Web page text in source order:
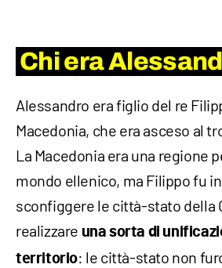
Chi era
Alessandro era figlio del re
Macedonia, che era asceso al
La Macedonia era una regione
mondo ellenico, ma Filippo fu
sconfiggere le città-stato della
realizzare una sorta di
territorio: le città-stato non